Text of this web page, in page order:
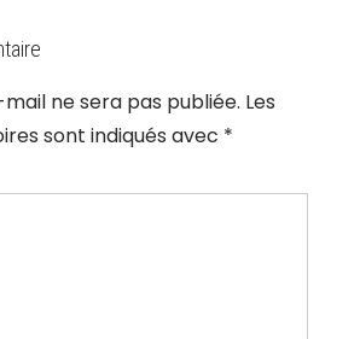
ne sera pas publiée. Les
sont indiqués avec *